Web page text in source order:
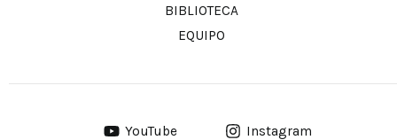
BIBLIOTECA
EQUIPO
YouTube Instagram